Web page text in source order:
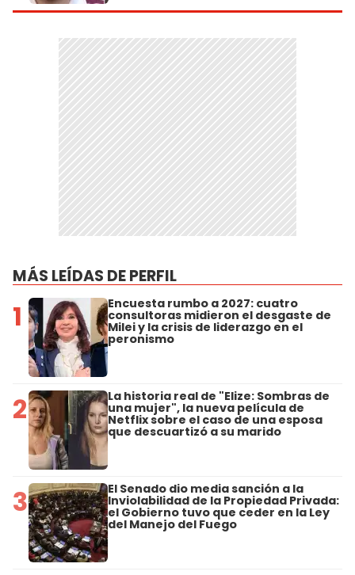
MÁS LEÍDAS DE PERFIL
1 Encuesta rumbo a 2027: cuatro
consultoras midieron el desgaste de
Milei y la crisis de liderazgo en el
peronismo
2 La historia real de "Elize: Sombras de
una mujer", la nueva película de
Netflix sobre el caso de una esposa
que descuartizó a su marido
3 El Senado dio media sanción a la
Inviolabilidad de la Propiedad Privada:
el Gobierno tuvo que ceder en la Ley
del Manejo del Fuego